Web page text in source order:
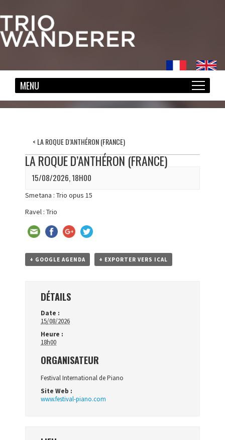
< LA ROQUE D’ANTHÉRON (FRANCE)
LA ROQUE D’ANTHÉRON (FRANCE)
15/08/2026, 18H00
Smetana : Trio opus 15
Ravel : Trio
+ GOOGLE AGENDA + EXPORTER VERS ICAL
DÉTAILS
Date :
15/08/2026
Heure :
18h00
ORGANISATEUR
Festival International de Piano
Site Web :
www.festival-piano.com